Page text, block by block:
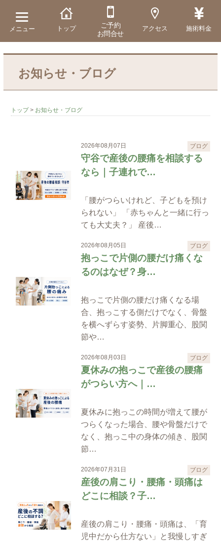
メニュー トップ
ご予約
お問合せ
アクセス 施術料金
お知らせ・ブログ
トップ> お知らせ・ブログ
2026年08月07日 ブログ
守谷で産後の腰痛を相談する
なら｜子連れで…
「腰がつらいけれど、子どもを預け
られない」 「赤ちゃんと一緒に行っ
ても大丈夫？」 産後…
2026年08月05日 ブログ
抱っこで片側の腰だけ痛くな
るのはなぜ？身…
抱っこで片側の腰だけ痛くなる場
合、抱っこする側だけでなく、骨盤
を横へずらす姿勢、片脚重心、股関
節や…
2026年08月03日 ブログ
夏休みの抱っこで産後の腰痛
がつらい方へ｜…
夏休みに抱っこの時間が増えて腰が
つらくなった場合、腰や骨盤だけで
なく、抱っこ中の身体の傾き、股関
節…
2026年07月31日 ブログ
産後の肩こり・腰痛・頭痛は
どこに相談？子…
産後の肩こり・腰痛・頭痛は、「育
児中だから仕方ない」と我慢しすぎ